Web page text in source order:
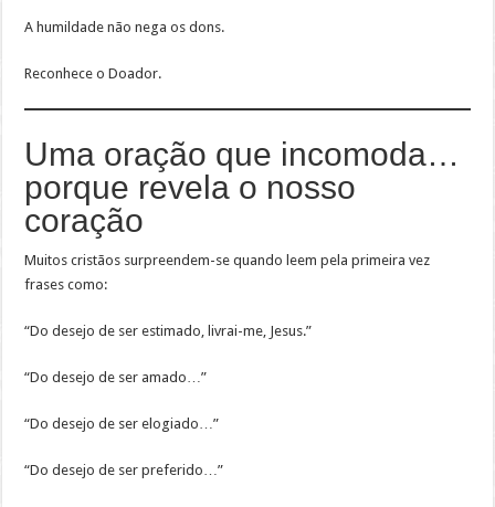
A humildade não nega os dons.
Reconhece o Doador.
Uma oração que incomoda…
porque revela o nosso
coração
Muitos cristãos surpreendem-se quando leem pela primeira vez
frases como:
“Do desejo de ser estimado, livrai-me, Jesus.”
“Do desejo de ser amado…”
“Do desejo de ser elogiado…”
“Do desejo de ser preferido…”